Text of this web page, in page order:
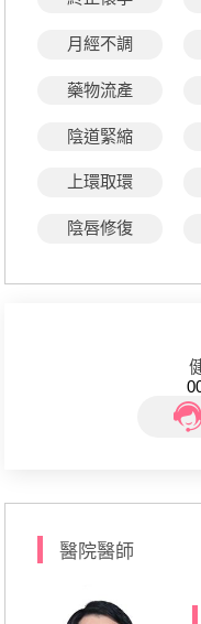
月經不調
藥物流產
陰道緊縮
上環取環
陰唇修復
醫院醫師